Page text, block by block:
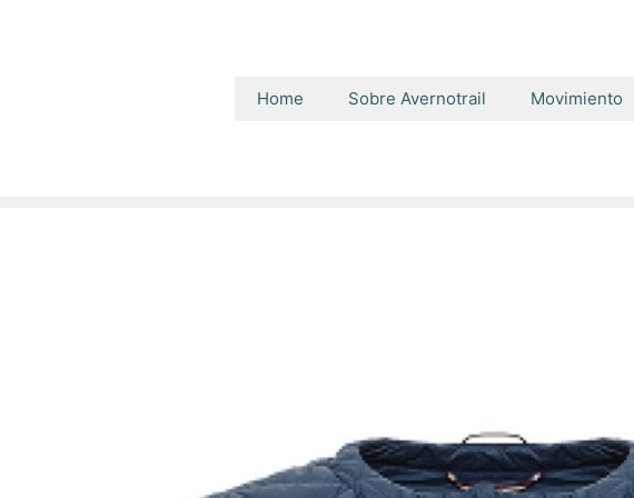
Home
Sobre Avernotrail Movimiento